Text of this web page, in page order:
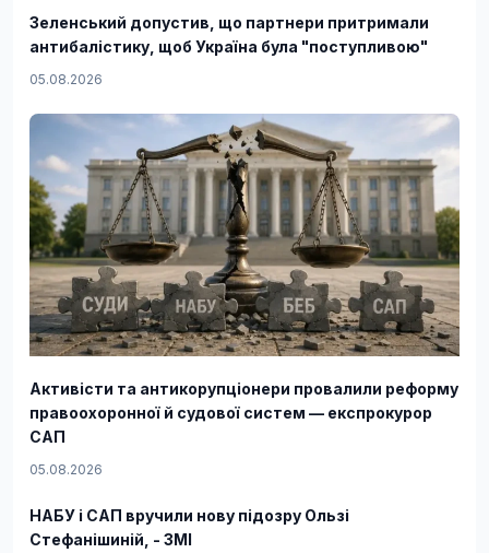
Зеленський допустив, що партнери притримали
антибалістику, щоб Україна була "поступливою"
05.08.2026
Активісти та антикорупціонери провалили реформу
правоохоронної й судової систем — експрокурор
САП
05.08.2026
НАБУ і САП вручили нову підозру Ользі
Стефанішиній, - ЗМІ